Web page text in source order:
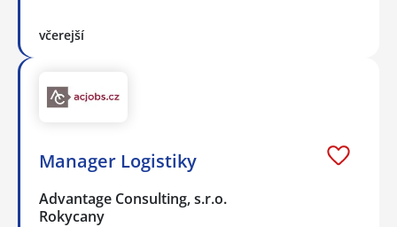
včerejší
Manager Logistiky
Advantage Consulting, s.r.o.
Rokycany